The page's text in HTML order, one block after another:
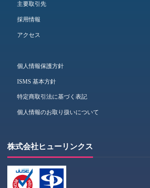
主要取引先
採用情報
アクセス
個人情報保護方針
ISMS 基本方針
特定商取引法に基づく表記
個人情報のお取り扱いについて
株式会社ヒューリンクス